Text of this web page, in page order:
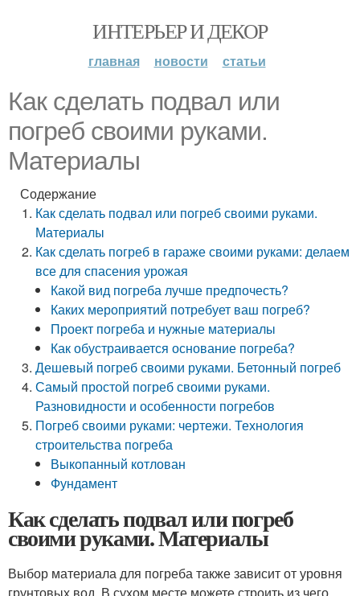
ИНТЕРЬЕР И ДЕКОР
главная новости статьи
Как сделать подвал или
погреб своими руками.
Материалы
Содержание
Как сделать подвал или погреб своими руками.
Материалы
Как сделать погреб в гараже своими руками: делаем
все для спасения урожая
Какой вид погреба лучше предпочесть?
Каких мероприятий потребует ваш погреб?
Проект погреба и нужные материалы
Как обустраивается основание погреба?
Дешевый погреб своими руками. Бетонный погреб
Самый простой погреб своими руками.
Разновидности и особенности погребов
Погреб своими руками: чертежи. Технология
строительства погреба
Выкопанный котлован
Фундамент
Как сделать подвал или погреб
своими руками. Материалы
Выбор материала для погреба также зависит от уровня